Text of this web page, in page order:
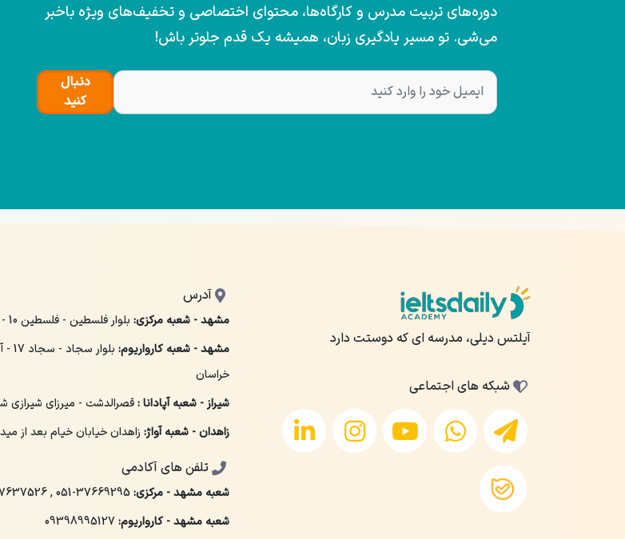
دوره‌های تربیت مدرس و کارگاه‌ها، محتوای اختصاصی و تخفیف‌های ویژه باخبر
می‌شی. تو مسیر یادگیری زبان، همیشه یک قدم جلوتر باش!
دنبال
کنید
آیلتس دیلی، مدرسه ای که دوستت دارد
شبکه های اجتماعی
آدرس
مشهد - شعبه مرکزی: بلوار فلسطین - فلسطین 10 - پلاک 34
مشهد - شعبه کارواریوم:
خراسان
شیراز - شعبه آپادانا :قصرالدشت - میرزای شیرازی شرقی -
زاهدان - شعبه آواژ: زاهدان خیابان خیام بعد از
تلفن های آکادمی
شعبه مشهد - مرکزی: 051-37669295
,
شعبه مشهد - کارواریوم: 09398995127